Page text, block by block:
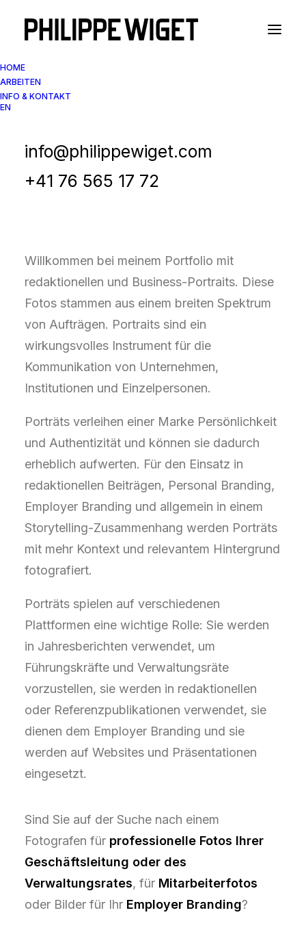
HOME
ARBEITEN
INFO & KONTAKT
EN
info@philippewiget.com
+41 76 565 17 72
Editorial & Business-
Portraits
Willkommen bei meinem Portfolio mit
redaktionellen und Business-Portraits. Diese
Fotos stammen aus einem breiten Spektrum
von Aufträgen. Portraits sind ein
wirkungsvolles Instrument für die
Kommunikation von Unternehmen,
Institutionen und Einzelpersonen.
Porträts verleihen einer Marke Persönlichkeit
und Authentizität und können sie dadurch
erheblich aufwerten. Für den Einsatz in
redaktionellen Beiträgen, Personal Branding,
Employer Branding und allgemein in einem
Storytelling-Zusammenhang werden Porträts
mit mehr Kontext und relevantem Hintergrund
fotografiert.
Porträts spielen auf verschiedenen
Plattformen eine wichtige Rolle: Sie werden
in Jahresberichten verwendet, um
Führungskräfte und Verwaltungsräte
vorzustellen, sie werden in redaktionellen
oder Referenzpublikationen verwendet, sie
dienen dem Employer Branding und sie
werden auf Websites und Präsentationen
eingesetzt.
Sind Sie auf der Suche nach einem
Fotografen für professionelle Fotos Ihrer
Geschäftsleitung oder des
Verwaltungsrates, für Mitarbeiterfotos
oder Bilder für Ihr Employer Branding?